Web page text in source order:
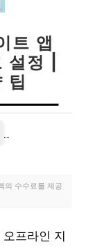
트 앱
정 |
팁
의 수수료를 제공
프라인 지